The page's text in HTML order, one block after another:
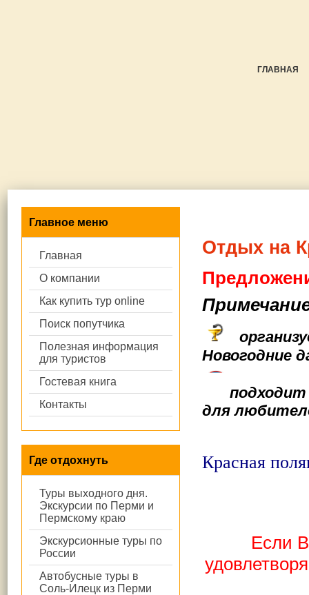
ГЛАВНАЯ
Главное меню
Главная
О компании
Как купить тур online
Поиск попутчика
Полезная информация
для туристов
Гостевая книга
Контакты
Где отдохнуть
Туры выходного дня.
Экскурсии по Перми и
Пермскому краю
Экскурсионные туры по
России
Автобусные туры в
Соль-Илецк из Перми
Отдых на
Новогодние
для
Красная
Если